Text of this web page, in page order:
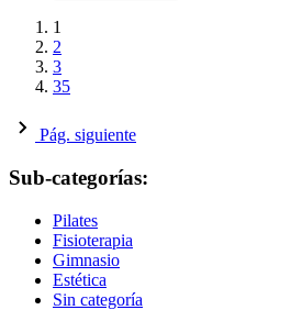
1
2
3
35
Pág. siguiente
Sub-categorías:
Pilates
Fisioterapia
Gimnasio
Estética
Sin categoría